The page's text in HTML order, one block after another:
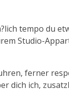
tempo du
Studio-
ferner
dich ich,